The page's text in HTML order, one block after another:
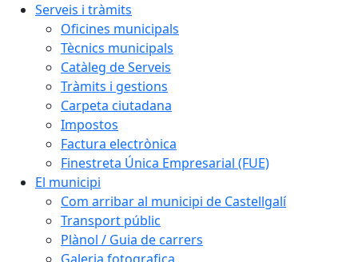
Serveis i tràmits
Oficines municipals
Tècnics municipals
Catàleg de Serveis
Tràmits i gestions
Carpeta ciutadana
Impostos
Factura electrònica
Finestreta Única Empresarial (FUE)
El municipi
Com arribar al municipi de Castellgalí
Transport públic
Plànol / Guia de carrers